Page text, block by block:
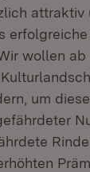
attraktiv
erfolgreiche
wollen ab
in neuem
um